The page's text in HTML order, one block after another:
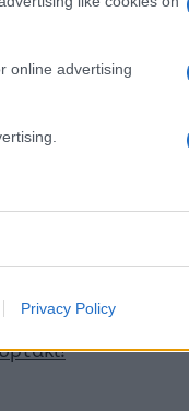
online advertising
Privacy Policy
να